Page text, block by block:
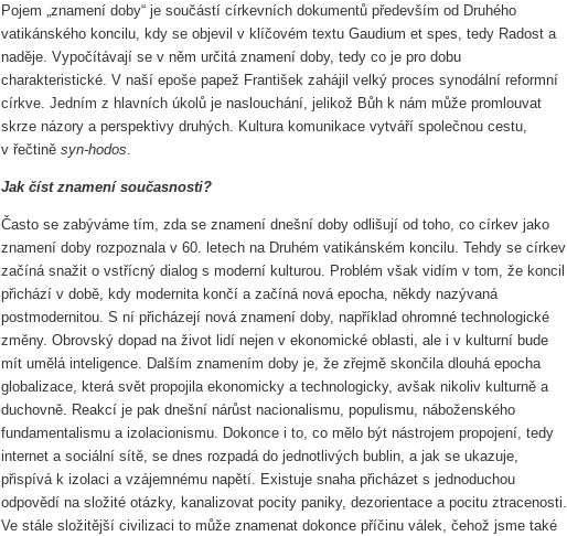
Pojem „znamení doby“ je součástí církevních dokumentů především od Druhého
vatikánského koncilu, kdy se objevil v klíčovém textu Gaudium et spes, tedy Radost a
naděje. Vypočítávají se v něm určitá znamení doby, tedy co je pro dobu
charakteristické. V naší epoše papež František zahájil velký proces synodální reformní
církve. Jedním z hlavních úkolů je naslouchání, jelikož Bůh k nám může promlouvat
skrze názory a perspektivy druhých. Kultura komunikace vytváří společnou cestu,
v řečtině syn-hodos
Jak číst znamení současnosti?
Často se zabýváme tím, zda se znamení dnešní doby odlišují od toho, co církev jako
znamení doby rozpoznala v 60. letech na Druhém vatikánském koncilu. Tehdy se církev
začíná snažit o vstřícný dialog s moderní kulturou. Problém však vidím v tom, že koncil
přichází v době, kdy modernita končí a začíná nová epocha, někdy nazývaná
postmodernitou. S ní přicházejí nová znamení doby, například ohromné technologické
změny. Obrovský dopad na život lidí nejen v ekonomické oblasti, ale i v kulturní bude
mít umělá inteligence. Dalším znamením doby je, že zřejmě skončila dlouhá epocha
globalizace, která svět propojila ekonomicky a technologicky, avšak nikoliv kulturně a
duchovně. Reakcí je pak dnešní nárůst nacionalismu, populismu, náboženského
fundamentalismu a izolacionismu. Dokonce i to, co mělo být nástrojem propojení, tedy
internet a sociální sítě, se dnes rozpadá do jednotlivých bublin, a jak se ukazuje,
přispívá k izolaci a vzájemnému napětí. Existuje snaha přicházet s jednoduchou
odpovědí na složité otázky, kanalizovat pocity paniky, dezorientace a pocitu ztracenosti.
Ve stále složitější civilizaci to může znamenat dokonce příčinu válek, čehož jsme také